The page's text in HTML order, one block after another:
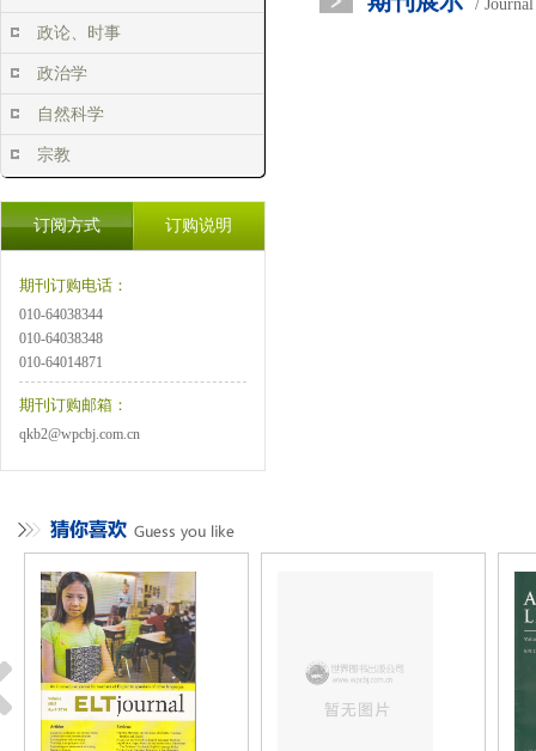
政论、时事
政治学
自然科学
宗教
订阅方式 订购说明
期刊订购电话：
010-64038344
010-64038348
010-64014871
期刊订购邮箱：
qkb2@wpcbj.com.cn
/